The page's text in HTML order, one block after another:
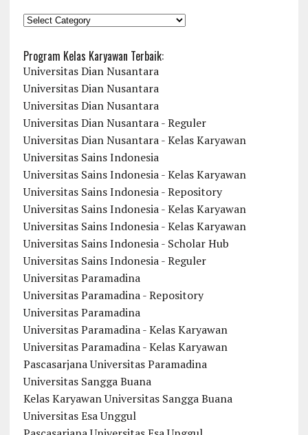
KATEGORI
Program Kelas Karyawan Terbaik:
Universitas Dian Nusantara
Universitas Dian Nusantara
Universitas Dian Nusantara
Universitas Dian Nusantara - Reguler
Universitas Dian Nusantara - Kelas Karyawan
Universitas Sains Indonesia
Universitas Sains Indonesia - Kelas Karyawan
Universitas Sains Indonesia - Repository
Universitas Sains Indonesia - Kelas Karyawan
Universitas Sains Indonesia - Kelas Karyawan
Universitas Sains Indonesia - Scholar Hub
Universitas Sains Indonesia - Reguler
Universitas Paramadina
Universitas Paramadina - Repository
Universitas Paramadina
Universitas Paramadina - Kelas Karyawan
Universitas Paramadina - Kelas Karyawan
Pascasarjana Universitas Paramadina
Universitas Sangga Buana
Kelas Karyawan Universitas Sangga Buana
Universitas Esa Unggul